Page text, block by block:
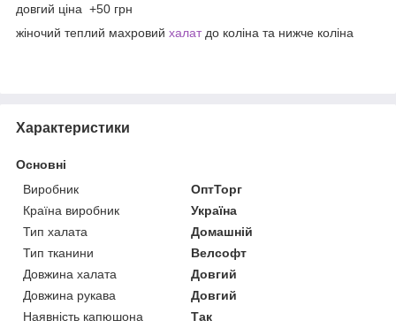
довгий ціна +50 грн
жіночий теплий махровий халатдо коліна та нижче коліна
Характеристики
Основні
Виробник
ОптТорг
Країна виробник
Україна
Тип халата
Домашній
Тип тканини
Велсофт
Довжина халата
Довгий
Довжина рукава
Довгий
Наявність капюшона
Так